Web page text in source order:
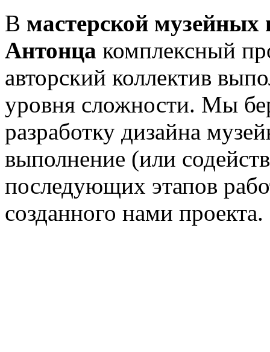
В мастерской музейных
Антонца комплексный
авторский коллектив
уровня сложности. Мы
разработку дизайна
выполнение (или
последующих этапов
созданного нами проекта.